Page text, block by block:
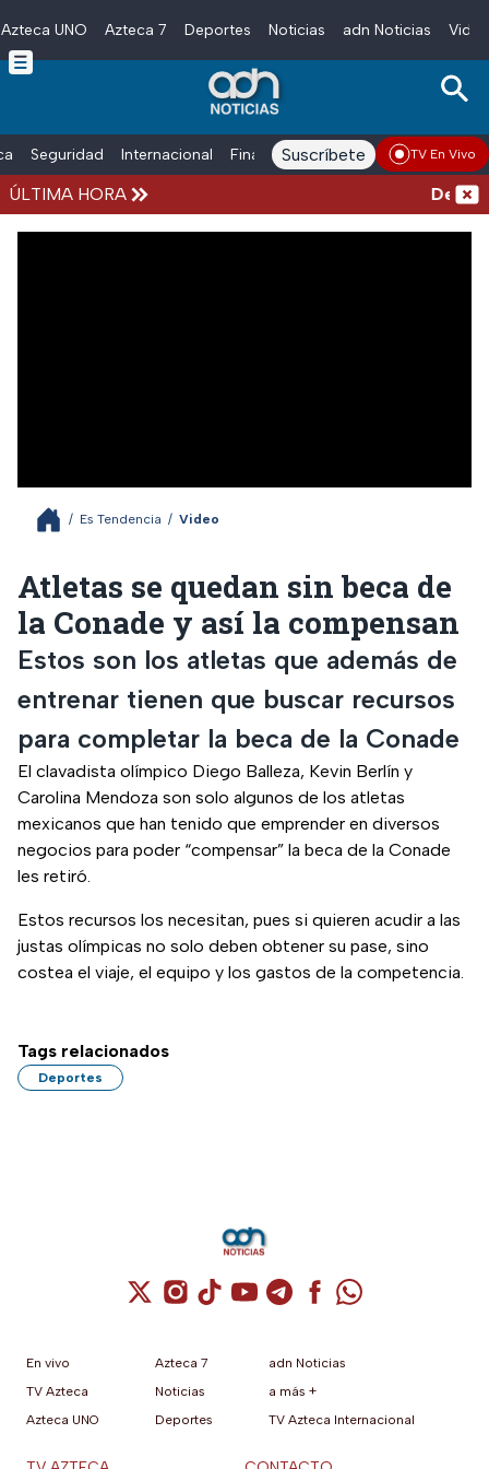
Skip to main content
Azteca UNO Azteca 7 Deportes Noticias adn Noticias
Seguridad Internacional Finanzas adn Noticias Radio
Suscríbete TV En Vivo
ÚLTIMA HORA
/ Es Tendencia / Video
Atletas se quedan sin beca de
la Conade y así la compensan
Estos son los atletas que además de
entrenar tienen que buscar recursos
para completar la beca de la Conade
El clavadista olímpico Diego Balleza, Kevin Berlín y
Carolina Mendoza son solo algunos de los atletas
mexicanos que han tenido que emprender en diversos
negocios para poder “compensar” la beca de la Conade
les retiró.
Estos recursos los necesitan, pues si quieren acudir a las
justas olímpicas no solo deben obtener su pase, sino
costea el viaje, el equipo y los gastos de la competencia.
Tags relacionados
Deportes
Cuenta de X / Twitter (se abre en una
Cuenta de Instagram (se abre en una
Cuenta de TikTok (se abre en
Cuenta de YouTube (se abre
Cuenta de Telegram (se
Cuenta de
Cuenta de
En vivo
TV Azteca
Azteca UNO
Azteca 7
Noticias
Deportes
adn Noticias
a más +
TV Azteca Internacional